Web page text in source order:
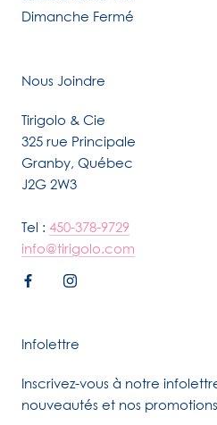
Dimanche Fermé
Nous Joindre
Tirigolo & Cie
325 rue Principale
Granby, Québec
J2G 2W3
Tel : 450-378-9729
info@tirigolo.com
Infolettre
Inscrivez-vous à notre
nouveautés et nos